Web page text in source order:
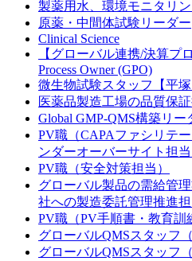
製薬用水、環境モニタリ
原薬・中間体試験リーダー
Clinical Science
【グローバル連携/決算プ
Process Owner (GPO)
微生物試験スタッフ【平塚
医薬品製造工場の品質保証
Global GMP-QMS構築リー
PV職（CAPAファシリテ
ンダーオーバーサイト担当
PV職（安全対策担当）
グローバル製品の需給管
社への製造委託管理推進担
PV職（PV手順書・教育訓
グローバルQMSスタッフ
グローバルQMSスタッフ